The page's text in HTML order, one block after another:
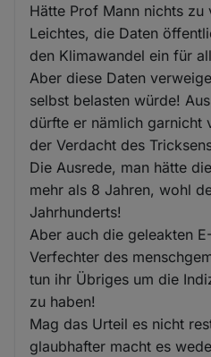
Hätte Prof Mann nichts
Leichtes, die Daten
den Klimawandel ein für
Aber diese Daten
selbst belasten würde!
dürfte er nämlich garnicht
der Verdacht des
Die Ausrede, man hätte
mehr als 8 Jahren, wohl
Jahrhunderts!
Aber auch die geleakten
Verfechter des
tun ihr Übriges um die
zu haben!
Mag das Urteil es nicht
glaubhafter macht es